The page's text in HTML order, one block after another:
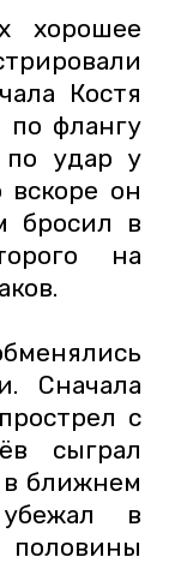
хорошее
Костя
флангу
по удар у
вскоре он
бросил в
на
Сначала
с
сыграл
в ближнем
в